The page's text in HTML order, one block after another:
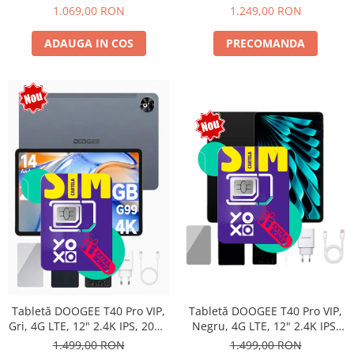
Android 15, Unisoc T615,
Stylus, Face Unlock, Dual SIM
1.069,00 RON
ADAUGA IN COS
10800mAh, 33W, Android 14,
1.249,00 RON
PRECOMANDA
Tabletă DOOGEE T40 Pro VIP,
Gri, 4G LTE, 12" 2.4K IPS, 20GB
RAM (8GB + 12GB extensibili),
1.499,00 RON
Tabletă DOOGEE T40 Pro VIP,
Negru, 4G LTE, 12" 2.4K IPS,
20GB RAM (8GB + 12GB
1.499,00 RON